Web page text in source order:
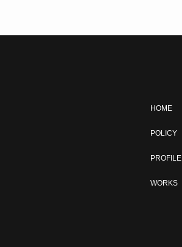
HOME
POLICY
PROFILE
WORKS